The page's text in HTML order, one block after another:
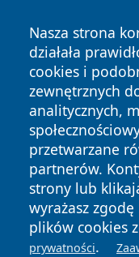
Nasza strona
działała
cookies i
zewnętrznych
analitycznych,
przetwarzane
partnerów.
strony lub
wyrażasz
plików cookies
prywatności.
Copyright © 2026
zastrzeżone.
News Autorzy